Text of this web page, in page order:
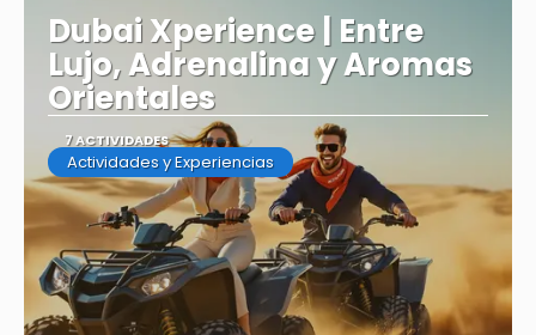
Dubai Xperience | Entre
Lujo, Adrenalina y Aromas
Orientales
7 ACTIVIDADES
Actividades y Experiencias